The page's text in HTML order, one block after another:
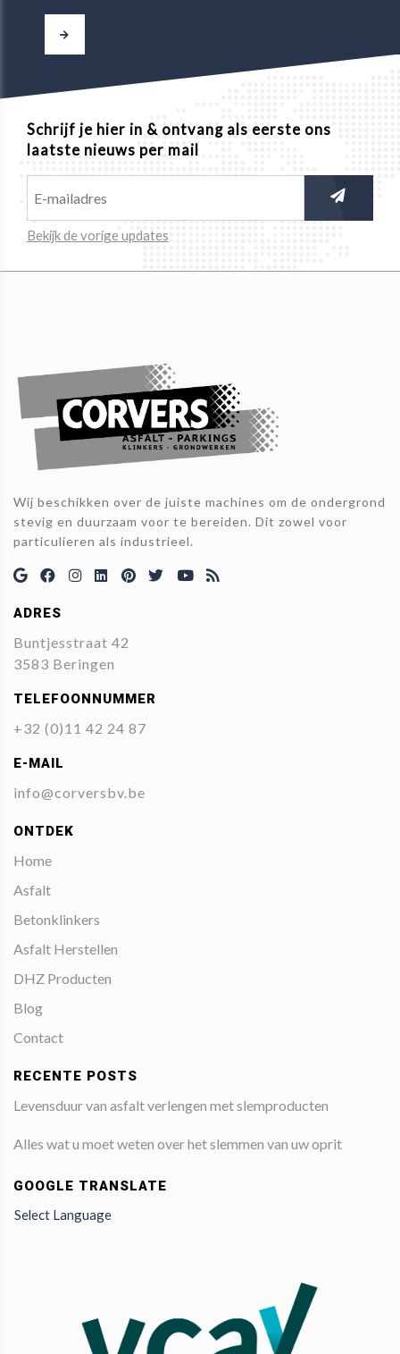
Schrijf je hier in & ontvang als eerste ons
laatste nieuws per mail
Bekijk de vorige updates
Wij beschikken over de juiste machines om de ondergrond
stevig en duurzaam voor te bereiden. Dit zowel voor
particulieren als industrieel.
ADRES
Buntjesstraat 42
3583 Beringen
TELEFOONNUMMER
+32 (0)11 42 24 87
E-MAIL
info@corversbv.be
ONTDEK
Home
Asfalt
Betonklinkers
Asfalt Herstellen
DHZ Producten
Blog
Contact
RECENTE POSTS
Levensduur van asfalt verlengen met slemproducten
Alles wat u moet weten over het slemmen van uw oprit
GOOGLE TRANSLATE
Select Language